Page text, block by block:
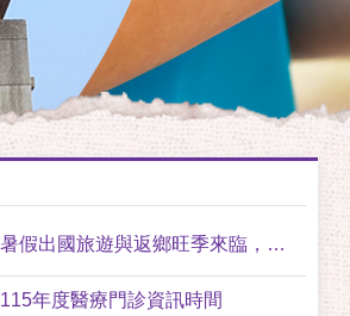
暑假出國旅遊與返鄉旺季來臨，因....
115年度醫療門診資訊時間